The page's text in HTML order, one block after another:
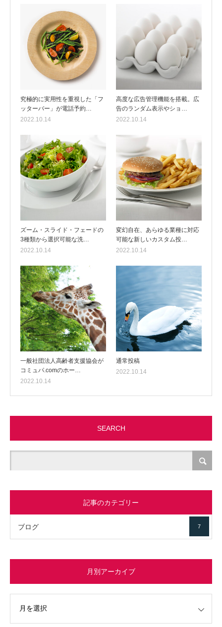
究極的に実用性を重視した「フ
ッターバー」が電話予約…
2022.10.14
高度な広告管理機能を搭載。広
告のランダム表示やショ…
2022.10.14
ズーム・スライド・フェードの
3種類から選択可能な洗…
2022.10.14
変幻自在、あらゆる業種に対応
可能な新しいカスタム投…
2022.10.14
一般社団法人高齢者支援協会が
コミュパ.comのホー…
2022.10.14
通常投稿
2022.10.14
SEARCH
記事のカテゴリー
ブログ 7
月別アーカイブ